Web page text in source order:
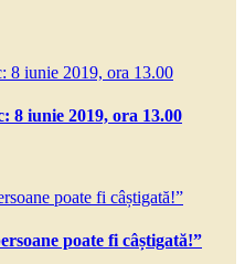
8 iunie 2019, ora 13.00
poate fi câștigată!”